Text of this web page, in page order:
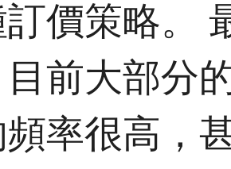
價策略。
前大部分
率很高，